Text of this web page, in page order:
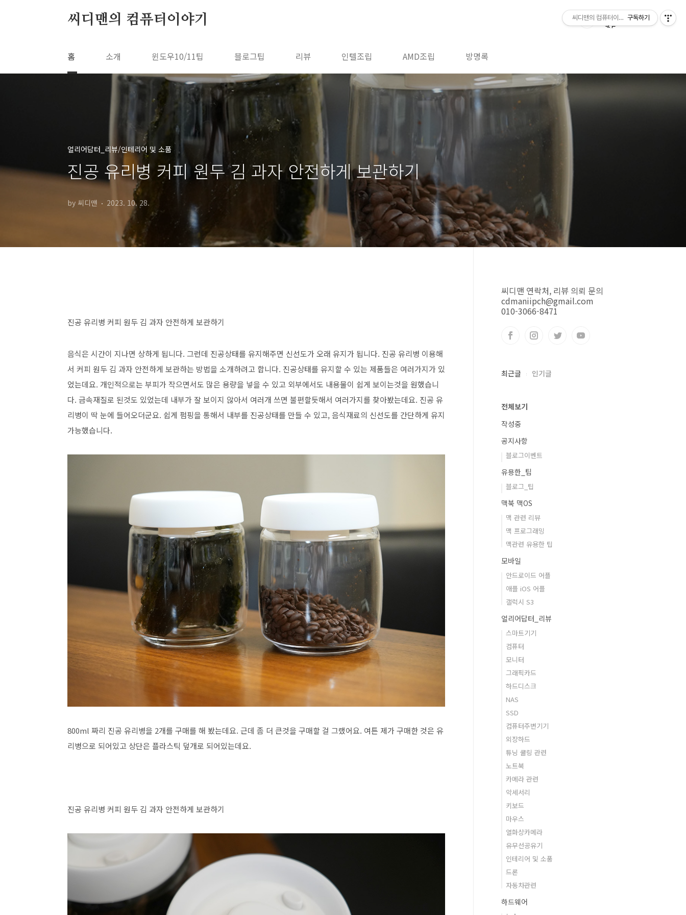
씨디맨의 컴퓨터이야기
홈 소개 윈도우10/11팁 블로그팁 리뷰 인텔조립 AMD조립 방명록
얼리어답터_리뷰/인테리어 및 소품
진공 유리병 커피 원두 김 과자 안전하게 보관하기
by 씨디맨 2023. 10. 28.
진공 유리병 커피 원두 김 과자 안전하게 보관하기
음식은 시간이 지나면 상하게 됩니다. 그런데 진공상태를 유지해주면 신선도가 오래 유지가 됩니다. 진공 유리병 이용해
서 커피 원두 김 과자 안전하게 보관하는 방법을 소개하려고 합니다. 진공상태를 유지할 수 있는 제품들은 여러가지가 있
었는데요. 개인적으로는 부피가 작으면서도 많은 용량을 넣을 수 있고 외부에서도 내용물이 쉽게 보이는것을 원했습니
다. 금속재질로 된것도 있었는데 내부가 잘 보이지 않아서 여러개 쓰면 불편할듯해서 여러가지를 찾아봤는데요. 진공 유
리병이 딱 눈에 들어오더군요. 쉽게 펌핑을 통해서 내부를 진공상태를 만들 수 있고, 음식재료의 신선도를 간단하게 유지
가능했습니다.
800ml 짜리 진공 유리병을 2개를 구매를 해 봤는데요. 근데 좀 더 큰것을 구매할 걸 그랬어요. 여튼 제가 구매한 것은 유
리병으로 되어있고 상단은 플라스틱 덮개로 되어있는데요.
진공 유리병 커피 원두 김 과자 안전하게 보관하기
씨디맨 연락처, 리뷰 의뢰 문의
cdmaniipch@gmail.com
010-3066-8471
최근글 인기글
전체보기
작성중
공지사항
블로그이벤트
유용한_팁
블로그_팁
맥북 맥OS
맥 관련 리뷰
맥 프로그래밍
맥관련 유용한 팁
모바일
안드로이드 어플
애플 iOS 어플
갤럭시 S3
얼리어답터_리뷰
스마트기기
컴퓨터
모니터
그래픽카드
하드디스크
NAS
SSD
컴퓨터주변기기
외장하드
튜닝 쿨링 관련
노트북
카메라 관련
악세서리
키보드
마우스
열화상카메라
유무선공유기
인테리어 및 소품
드론
자동차관련
하드웨어
씨디맨의 컴퓨터이야기구독하기